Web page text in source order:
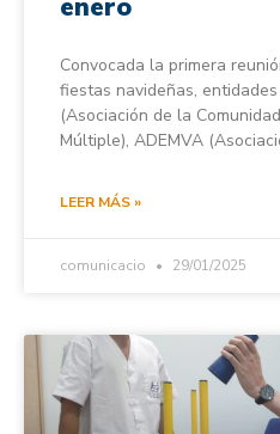
enero
Convocada la primera
fiestas navideñas, entidades
(Asociación de la
Múltiple), ADEMVA
LEER MÁS »
comunicacio 29/01/2025